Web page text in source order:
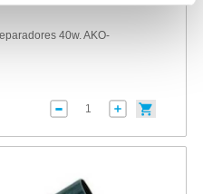
40w. AKO-